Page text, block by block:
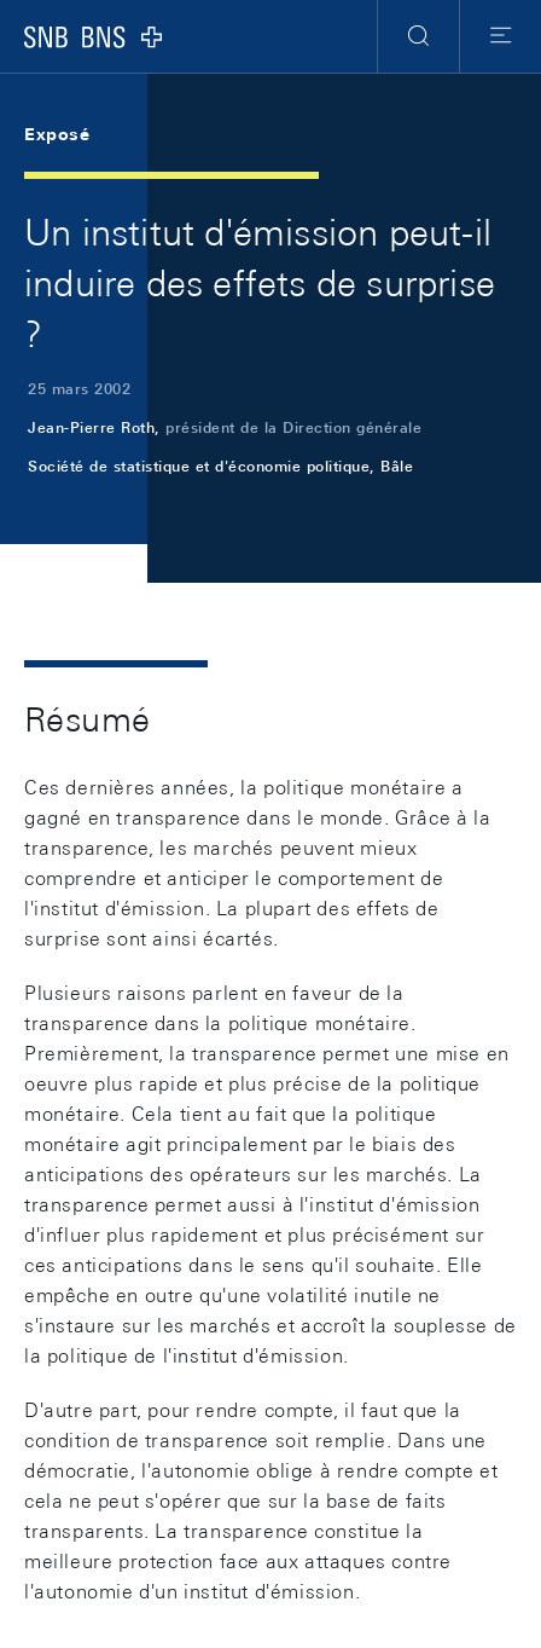
Logo
RechercheMenu
Exposé
Un institut d'émission peut-il
induire des effets de surprise
?
25 mars 2002
Jean-Pierre Roth, président de la Direction générale
Société de statistique et d'économie politique, Bâle
Résumé
Ces dernières années, la politique monétaire a
gagné en transparence dans le monde. Grâce à la
transparence, les marchés peuvent mieux
comprendre et anticiper le comportement de
l'institut d'émission. La plupart des effets de
surprise sont ainsi écartés.
Plusieurs raisons parlent en faveur de la
transparence dans la politique monétaire.
Premièrement, la transparence permet une mise en
oeuvre plus rapide et plus précise de la politique
monétaire. Cela tient au fait que la politique
monétaire agit principalement par le biais des
anticipations des opérateurs sur les marchés. La
transparence permet aussi à l'institut d'émission
d'influer plus rapidement et plus précisément sur
ces anticipations dans le sens qu'il souhaite. Elle
empêche en outre qu'une volatilité inutile ne
s'instaure sur les marchés et accroît la souplesse de
la politique de l'institut d'émission.
D'autre part, pour rendre compte, il faut que la
condition de transparence soit remplie. Dans une
démocratie, l'autonomie oblige à rendre compte et
cela ne peut s'opérer que sur la base de faits
transparents. La transparence constitue la
meilleure protection face aux attaques contre
l'autonomie d'un institut d'émission.